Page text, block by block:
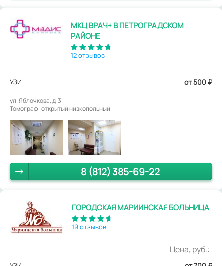
МКЦ ВРАЧ+ В ПЕТРОГРАДСКОМ
РАЙОНЕ
12 отзывов
УЗИ от 500 ₽
ул. Яблочкова, д. 3.
Томограф: открытый низкопольный
8 (812) 385-69-22
ГОРОДСКАЯ МАРИИНСКАЯ БОЛЬНИЦА
19 отзывов
Цена, руб.: